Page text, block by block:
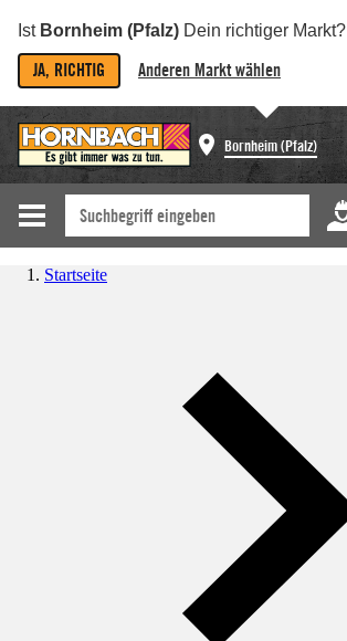
Ist Bornheim (Pfalz) Dein richtiger Markt?
JA, RICHTIG Anderen Markt wählen
Bornheim (Pfalz)
Startseite